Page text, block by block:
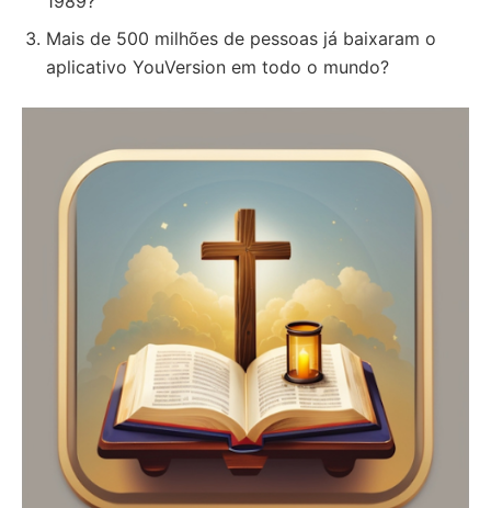
Mais de 500 milhões de pessoas já baixaram o
aplicativo YouVersion em todo o mundo?